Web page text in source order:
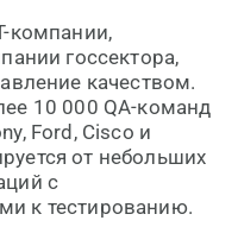
компании,
госсектора,
качеством.
10 000 QA-команд
Ford, Cisco и
от небольших
с
к тестированию.